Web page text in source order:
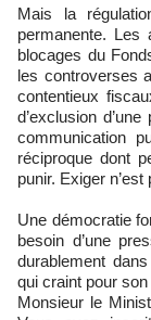
Mais la
permanente. Les
blocages du
les controverses
contentieux
d’exclusion
communication
réciproque dont
punir. Exiger
Une démocratie
besoin d’une
durablement
qui craint pour
Monsieur le